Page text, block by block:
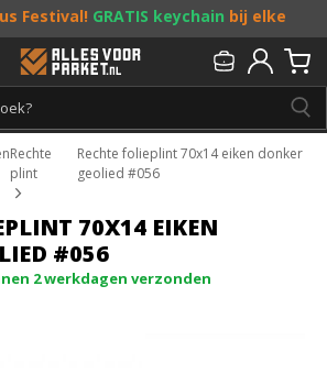
Festival! GRATIS keychain bij elke
entoffe acties! Doe je mee?
013 - 207 00 01
Rechte
plint
Rechte folieplint 70x14 eiken donker
geolied #056
70X14 EIKEN
#056
2 werkdagen verzonden